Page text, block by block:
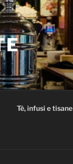
Tè, infusi e tisane